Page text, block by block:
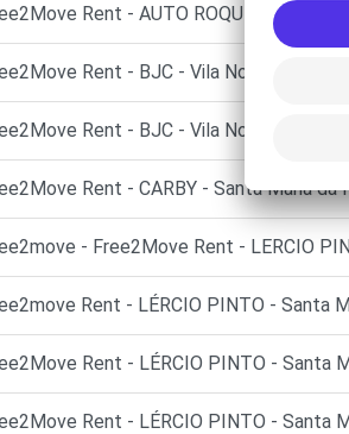
Rent - AUTO ROQUE - Espinho
Rent - BJC - Vila Nova de Gaia
Rent - BJC - Vila Nova de Gaia
Rent - CARBY - Santa Maria da
- Free2Move Rent - LERCIO
Rent - LÉRCIO PINTO - Santa
Rent - LÉRCIO PINTO - Santa
Rent - LÉRCIO PINTO - Santa